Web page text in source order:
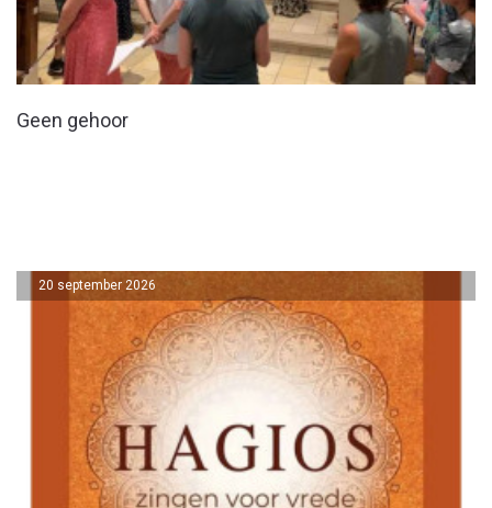
Geen gehoor
20 september 2026